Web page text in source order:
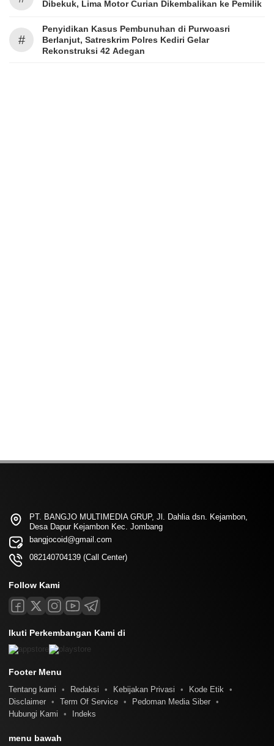
Dibekuk, Lima Motor Curian Dikembalikan ke Pemilik
#
Penyidikan Kasus Pembunuhan di Purwoasri
Berlanjut, Satreskrim Polres Kediri Gelar
Rekonstruksi 42 Adegan
PT. BANGJO MULTIMEDIA GRUP, Jl. Dahlia dsn. Kejambon,
Desa Dapur Kejambon Kec. Jombang
bangjocoid@gmail.com
082140704139 (Call Center)
Follow Kami
Ikuti Perkembangan Kami di
Footer Menu
Tentang kami Redaksi Kebijakan Privasi
Kode Etik
Disclaimer
Term Of Service
Pedoman Media Siber
Hubungi Kami
Indeks
menu bawah